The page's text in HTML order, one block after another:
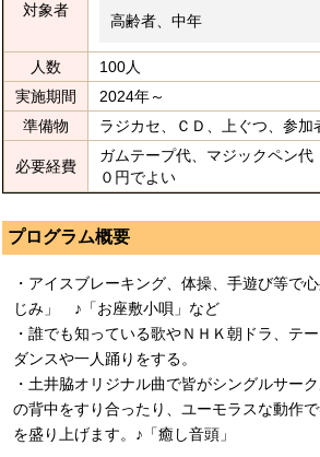
対象者
高齢者、中年
人数
100人
実施期間
2024年～
準備物
ラジカセ、ＣＤ、上ぐつ、参
必要経費
ガムテープ代、マジックペン
０円でよい
プログラム概要
・アイスブレーキング、体操、手遊び等で
じみ」 ♪「お座敷小唄」など
・誰でも知っている歌やＮＨＫ朝ドラ、テ
ダンスや一人踊りをする。
・土井脇オリジナル曲で皆がシングルサー
の背中をすり合ったり、ユーモラスな動作
を盛り上げます。♪「癒し音頭」